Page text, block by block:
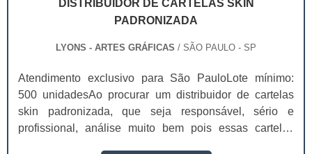
DISTRIBUIDOR DE CARTELAS SKIN
PADRONIZADA
LYONS - ARTES GRÁFICAS / SÃO PAULO - SP
Atendimento exclusivo para São PauloLote mínimo:
500 unidadesAo procurar um distribuidor de cartelas
skin padronizada, que seja responsável, sério e
profissional, análise muito bem pois essas cartelas